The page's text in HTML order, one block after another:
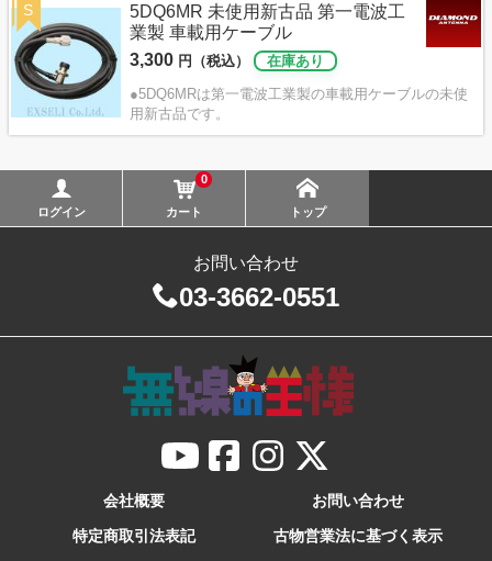
5DQ6MR 未使用新古品 第一電波工
業製 車載用ケーブル
3,300 円（税込）
在庫あり
●5DQ6MRは第一電波工業製の車載用ケーブルの未使
用新古品です。
S
ログイン
0
カート トップ
お問い合わせ
03-3662-0551
会社概要
お問い合わせ
特定商取引法表記
古物営業法に基づく表示